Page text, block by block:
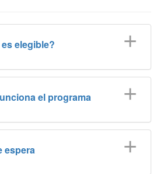
elegible?
el programa
espera